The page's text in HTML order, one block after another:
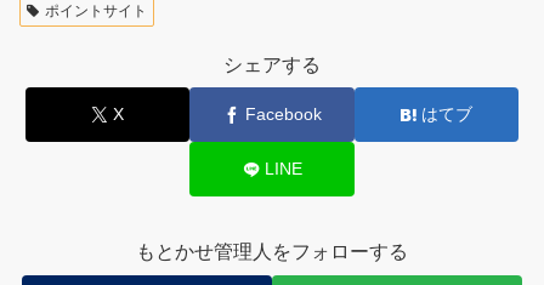
ポイントサイト
シェアする
X Facebook はてブ
LINE
もとかせ管理人をフォローする